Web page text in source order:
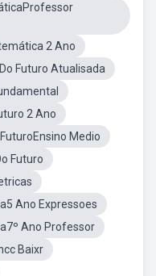
2 Ano
Futuro Atualisada
2 Ano
Medio
Futuro
Ano Expressoes
Ano Professor
Baixr